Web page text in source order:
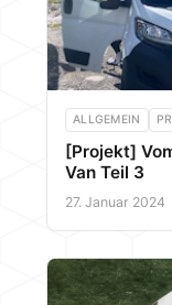
ALLGEMEIN
[Projekt]
Van Teil 3
27. Januar 2024